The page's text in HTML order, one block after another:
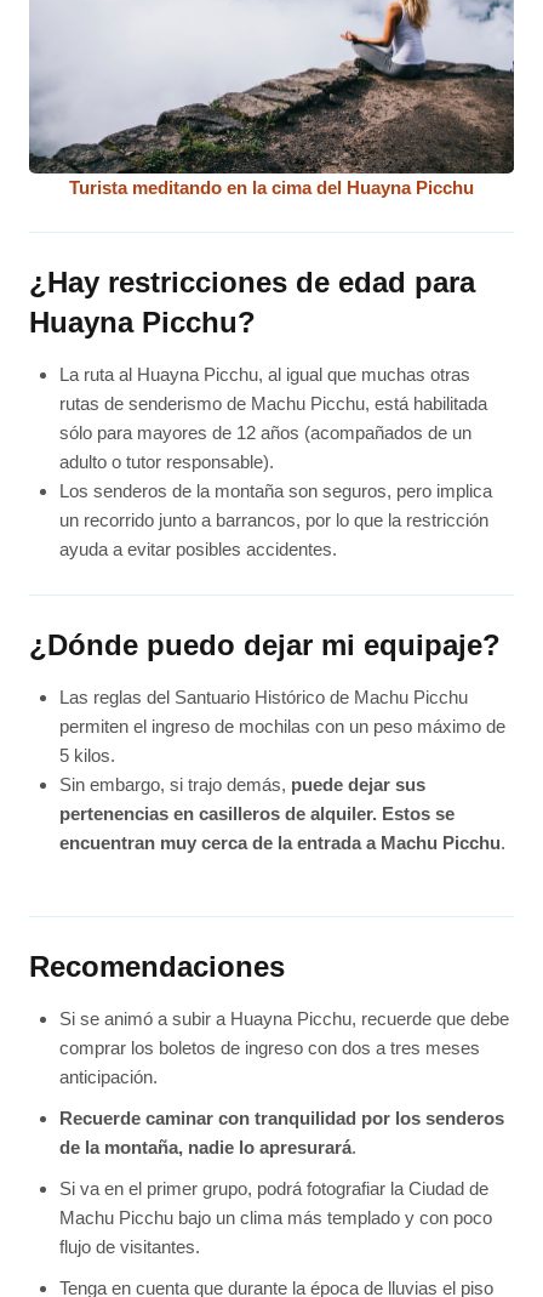
Turista meditando en la cima del Huayna Picchu
¿Hay restricciones de edad para
Huayna Picchu?
La ruta al Huayna Picchu, al igual que muchas otras
rutas de senderismo de Machu Picchu, está habilitada
sólo para mayores de 12 años (acompañados de un
adulto o tutor responsable).
Los senderos de la montaña son seguros, pero implica
un recorrido junto a barrancos, por lo que la restricción
ayuda a evitar posibles accidentes.
¿Dónde puedo dejar mi equipaje?
Las reglas del Santuario Histórico de Machu Picchu
permiten el ingreso de mochilas con un peso máximo de
5 kilos.
Sin embargo, si trajo demás, puede dejar sus
pertenencias en casilleros de alquiler. Estos se
encuentran muy cerca de la entrada a Machu Picchu.
Recomendaciones
Si se animó a subir a Huayna Picchu, recuerde que debe
comprar los boletos de ingreso con dos a tres meses
anticipación.
Recuerde caminar con tranquilidad por los senderos
de la montaña, nadie lo apresurará.
Si va en el primer grupo, podrá fotografiar la Ciudad de
Machu Picchu bajo un clima más templado y con poco
flujo de visitantes.
Tenga en cuenta que durante la época de lluvias el piso